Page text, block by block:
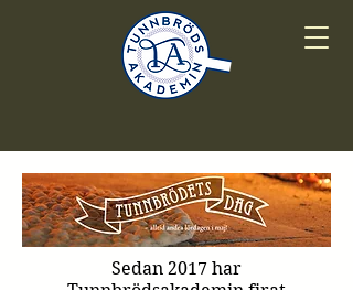
Sedan 2017 har